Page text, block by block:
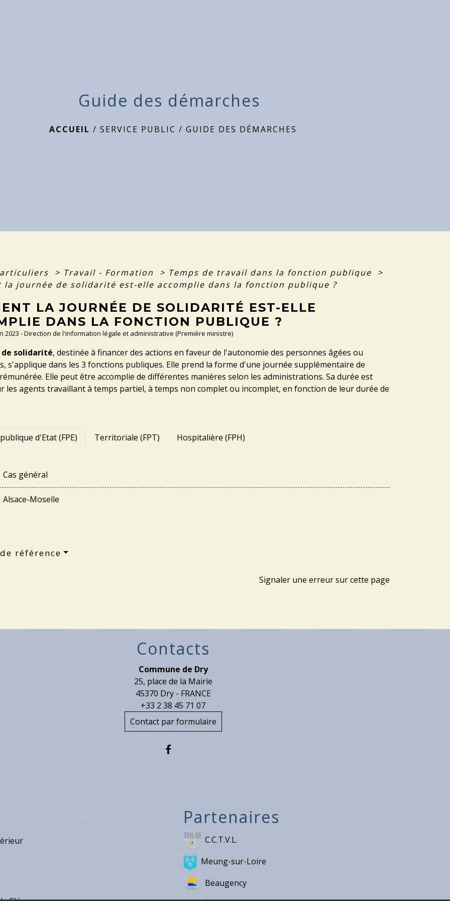
Guide des démarches
ACCUEIL /SERVICE PUBLIC /GUIDE DES DÉMARCHES
> Travail - Formation > Temps de travail dans la fonction publique
>
la journée de solidarité est-elle accomplie dans la fonction publique ?
LA JOURNÉE DE SOLIDARITÉ EST-ELLE
DANS LA FONCTION PUBLIQUE ?
2023 - Direction de l'information légale et administrative (Première ministre)
solidarité, destinée à financer des actions en faveur de l'autonomie des personnes âgées ou
s'applique dans les 3 fonctions publiques. Elle prend la forme d'une journée supplémentaire de
Elle peut être accomplie de différentes manières selon les administrations. Sa durée est
les agents travaillant à temps partiel, à temps non complet ou incomplet, en fonction de leur durée de
d'Etat (FPE) Territoriale (FPT) Hospitalière (FPH)
Cas général
Alsace-Moselle
référence
Signaler une erreur sur cette page
Contacts
Commune de Dry
25, place de la Mairie
45370 Dry - FRANCE
+33 2 38 45 71 07
Contact par formulaire
Partenaires
C.C.T.V.L.
Meung-sur-Loire
Beaugency